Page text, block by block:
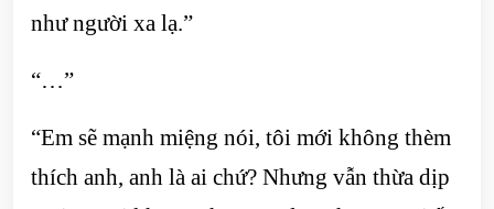
như người xa lạ.”
“…”
“Em sẽ mạnh miệng nói, tôi mới không thèm
thích anh, anh là ai chứ? Nhưng vẫn thừa dịp